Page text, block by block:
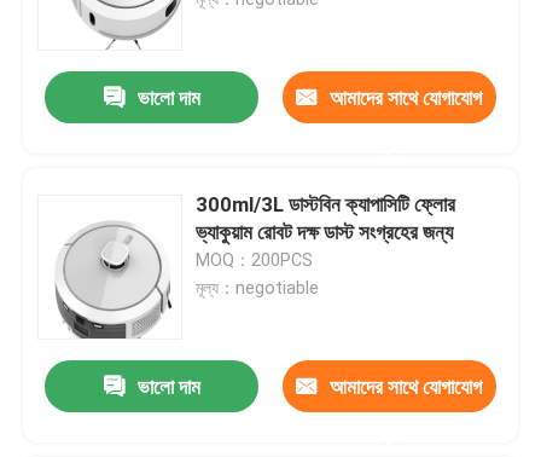
ভালো দাম আমাদের সাথে যোগাযোগ
300ml/3L ডাস্টবিন ক্যাপাসিটি ফ্লোর
ভ্যাকুয়াম রোবট দক্ষ ডাস্ট সংগ্রহের জন্য
MOQ：200PCS
মূল্য：negotiable
ভালো দাম আমাদের সাথে যোগাযোগ